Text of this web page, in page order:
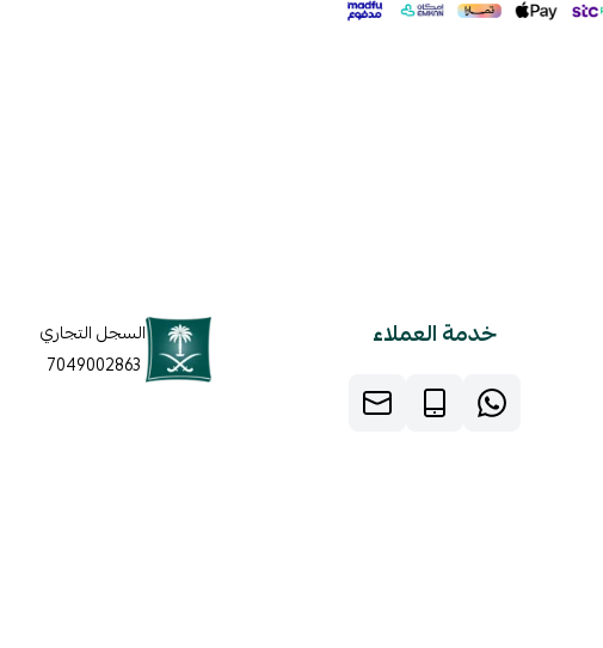
خدمة العملاء
السجل التجاري
7049002863